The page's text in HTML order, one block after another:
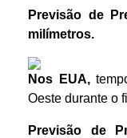
Previsão de
milímetros.
Nos EUA,
Oeste durante o
Previsão de